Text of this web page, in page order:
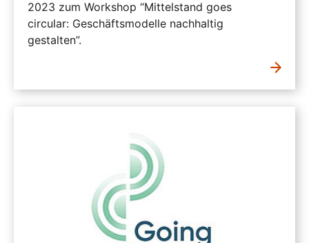
2023 zum Workshop “Mittelstand goes
circular: Geschäftsmodelle nachhaltig
gestalten”.